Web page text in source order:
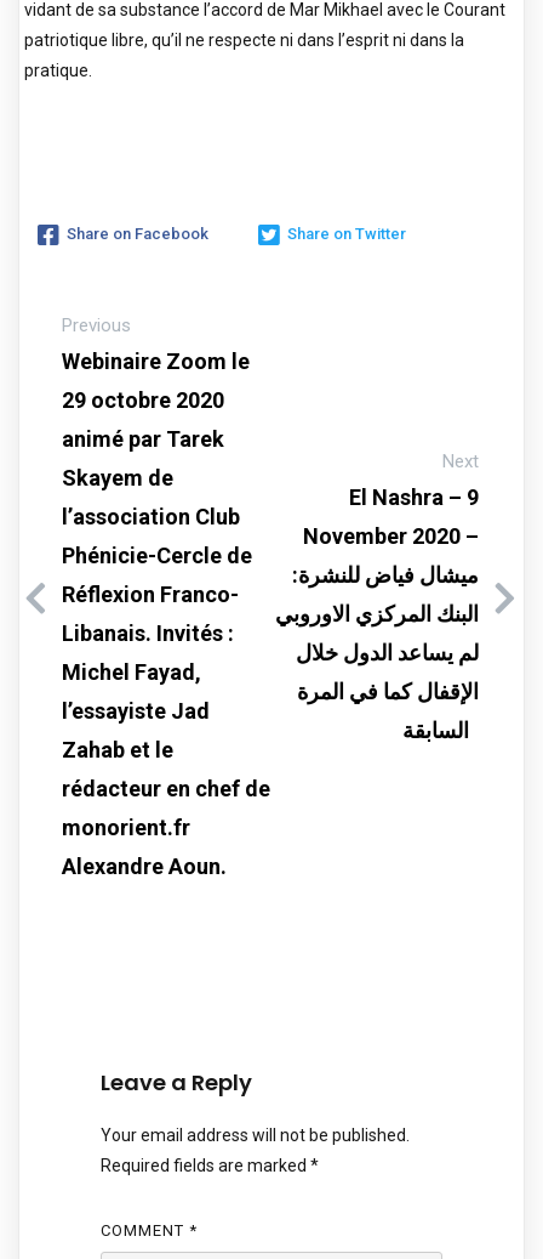
vidant de sa substance l’accord de Mar Mikhael avec le Courant
patriotique libre, qu’il ne respecte ni dans l’esprit ni dans la
pratique.
Share on Facebook Share on Twitter
Previous
Webinaire Zoom le
29 octobre 2020
animé par Tarek
Skayem de
l’association Club
Phénicie-Cercle de
Réflexion Franco-
Libanais. Invités :
Michel Fayad,
l’essayiste Jad
Zahab et le
rédacteur en chef de
monorient.fr
Alexandre Aoun.
Next
El Nashra – 9
November 2020 –
البنك المركزي الاوروبي
لم يساعد الدول خلال
الإقفال كما في المرة
Leave a Reply
Your email address will not be published.
Required fields are marked *
COMMENT *